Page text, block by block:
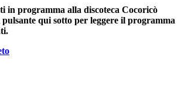
in programma alla discoteca Cocoricò
qui sotto per leggere il programma